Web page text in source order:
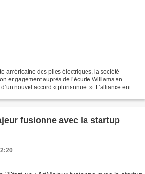
américaine des piles électriques, la société
engagement auprès de l’écurie Williams en
nouvel accord « pluriannuel ». L’alliance entre
fusionne avec la startup